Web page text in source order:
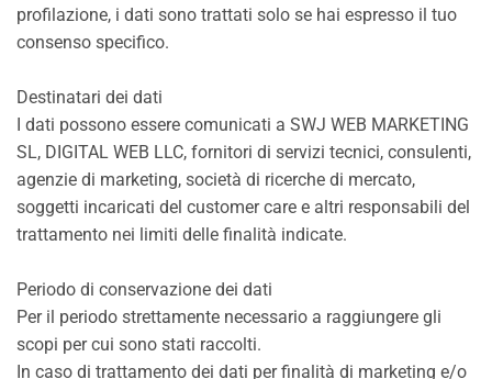
profilazione, i dati sono trattati solo se hai espresso il tuo
consenso specifico.
Destinatari dei dati
I dati possono essere comunicati a SWJ WEB MARKETING
SL, DIGITAL WEB LLC, fornitori di servizi tecnici, consulenti,
agenzie di marketing, società di ricerche di mercato,
soggetti incaricati del customer care e altri responsabili del
trattamento nei limiti delle finalità indicate.
Periodo di conservazione dei dati
Per il periodo strettamente necessario a raggiungere gli
scopi per cui sono stati raccolti.
In caso di trattamento dei dati per finalità di marketing e/o